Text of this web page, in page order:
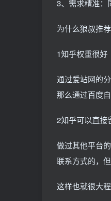
3、需求精准：
为什么狼叔推
1知乎权重很好
通过爱站网的
那么通过百度
2知乎可以直接
做过其他平台
联系方式的，
这样也就很大